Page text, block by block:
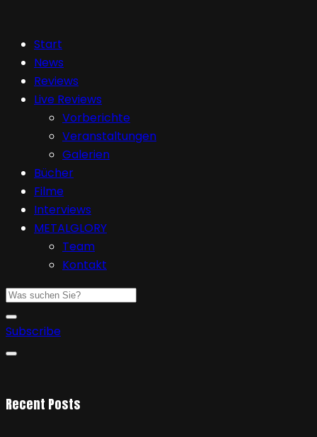
Start
News
Reviews
Live Reviews
Vorberichte
Veranstaltungen
Galerien
Bücher
Filme
Interviews
METALGLORY
Team
Kontakt
Subscribe
Recent Posts